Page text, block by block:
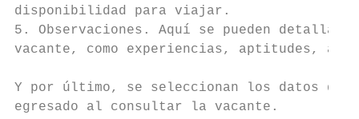
disponibilidad para viajar.
5. Observaciones. Aquí se pueden detallar
vacante, como experiencias, aptitudes,
Y por último, se seleccionan los datos
egresado al consultar la vacante.